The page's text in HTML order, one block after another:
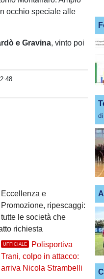
occhio speciale alle
e Gravina, vinto poi
Eccellenza e
Promozione, ripescaggi:
tutte le società che
richiesta
UFFICIALE
Polisportiva
Trani, colpo in attacco:
arriva Nicola Strambelli